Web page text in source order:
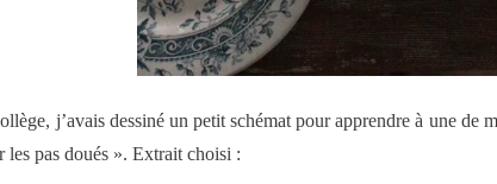
j’avais dessiné un petit schémat pour apprendre à une de
les pas doués ». Extrait choisi :